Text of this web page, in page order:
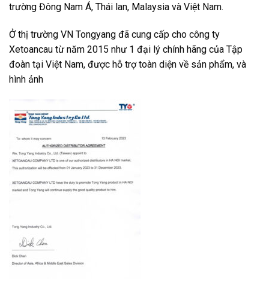
trường Đông Nam Á, Thái lan, Malaysia và Việt Nam.
Ở thị trường VN Tongyang đã cung cấp cho công ty
Xetoancau từ năm 2015 như 1 đại lý chính hãng của Tập
đoàn tại Việt Nam, được hỗ trợ toàn diện về sản phẩm, và
hình ảnh